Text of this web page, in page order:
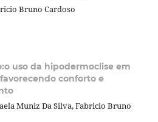
Bruno Cardoso
uso da hipodermoclise em
conforto e
Muniz Da Silva, Fabricio Bruno